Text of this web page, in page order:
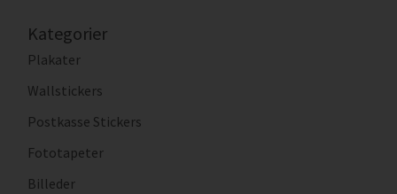
Kategorier
Plakater
Wallstickers
Postkasse Stickers
Fototapeter
Billeder